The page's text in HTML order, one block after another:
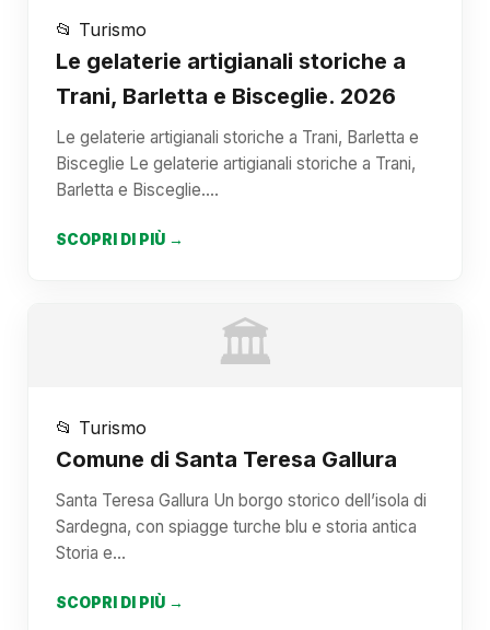
📂 Turismo
Le gelaterie artigianali storiche a
Trani, Barletta e Bisceglie. 2026
Le gelaterie artigianali storiche a Trani, Barletta e
Bisceglie Le gelaterie artigianali storiche a Trani,
Barletta e Bisceglie.…
SCOPRI DI PIÙ →
🏛️
📂 Turismo
Comune di Santa Teresa Gallura
Santa Teresa Gallura Un borgo storico dell’isola di
Sardegna, con spiagge turche blu e storia antica
Storia e…
SCOPRI DI PIÙ →